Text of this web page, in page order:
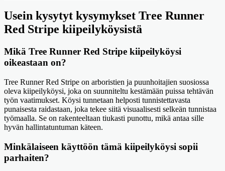
Usein kysytyt kysymykset Tree Runner
Red Stripe kiipeilyköysistä
Mikä Tree Runner Red Stripe kiipeilyköysi
oikeastaan on?
Tree Runner Red Stripe on arboristien ja puunhoitajien suosiossa
oleva kiipeilyköysi, joka on suunniteltu kestämään puissa tehtävän
työn vaatimukset. Köysi tunnetaan helposti tunnistettavasta
punaisesta raidastaan, joka tekee siitä visuaalisesti selkeän tunnistaa
työmaalla. Se on rakenteeltaan tiukasti punottu, mikä antaa sille
hyvän hallintatuntuman käteen.
Minkälaiseen käyttöön tämä kiipeilyköysi sopii
parhaiten?